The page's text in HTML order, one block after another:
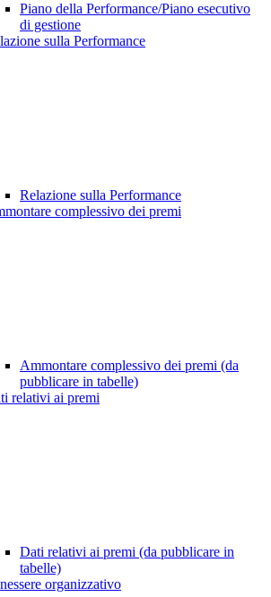
Piano della Performance/Piano esecutivo
di gestione
sulla Performance
Relazione sulla Performance
complessivo dei premi
Ammontare complessivo dei premi (da
pubblicare in tabelle)
relativi ai premi
Dati relativi ai premi (da pubblicare in
tabelle)
organizzativo